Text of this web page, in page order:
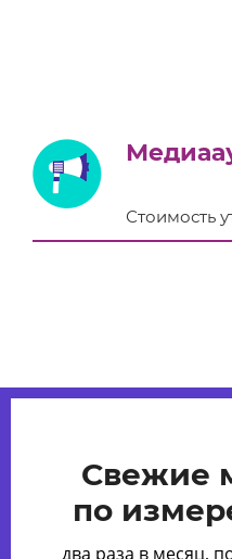
Стоимость
Свежие
по
два раза в месяц,